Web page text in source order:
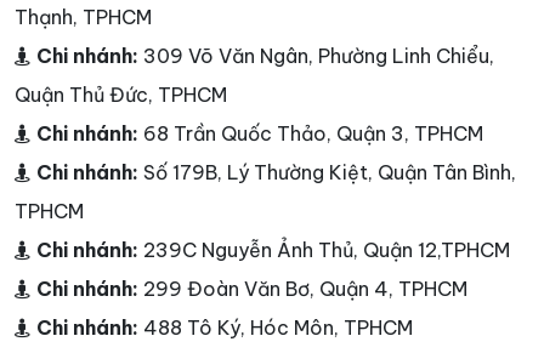
Thạnh, TPHCM
Chi nhánh: 309 Võ Văn Ngân, Phường Linh Chiểu,
Quận Thủ Đức, TPHCM
Chi nhánh: 68 Trần Quốc Thảo, Quận 3, TPHCM
Chi nhánh: Số 179B, Lý Thường Kiệt, Quận Tân Bình,
TPHCM
Chi nhánh: 239C Nguyễn Ảnh Thủ, Quận 12,TPHCM
Chi nhánh: 299 Đoàn Văn Bơ, Quận 4, TPHCM
Chi nhánh: 488 Tô Ký, Hóc Môn, TPHCM